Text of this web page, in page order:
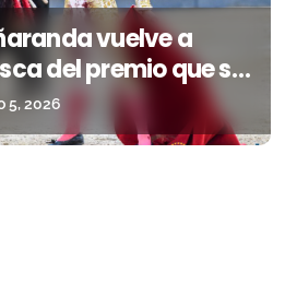
vuelve a
del premio que se
5, 2026